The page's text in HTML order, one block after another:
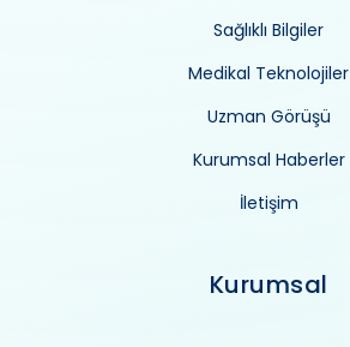
Sağlıklı Bilgiler
Medikal Teknolojiler
Uzman Görüşü
Kurumsal Haberler
İletişim
Kurumsal